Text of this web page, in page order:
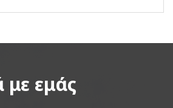
με εμάς